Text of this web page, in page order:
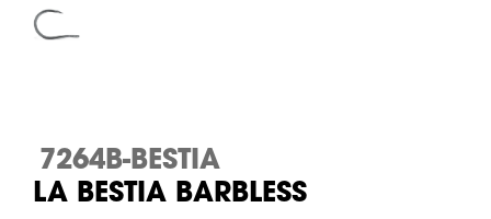
7264B-BESTIA
LA BESTIA BARBLESS